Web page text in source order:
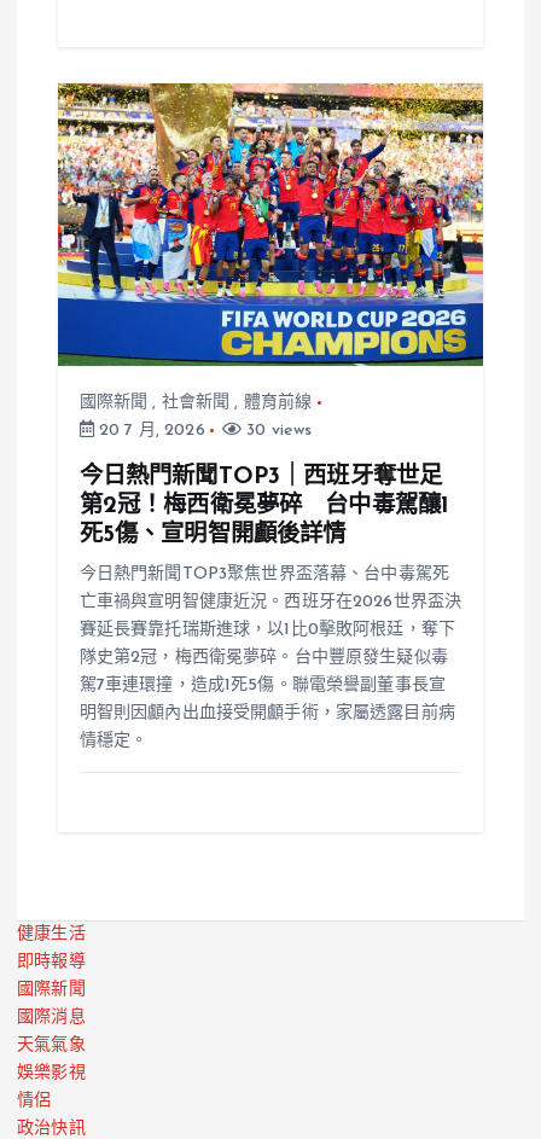
國際新聞 , 社會新聞 , 體育前線
20 7 月, 2026
30 views
今日熱門新聞TOP3｜西班牙奪世足
第2冠！梅西衛冕夢碎 台中毒駕釀1
死5傷、宣明智開顱後詳情
今日熱門新聞TOP3聚焦世界盃落幕、台中毒駕死
亡車禍與宣明智健康近況。西班牙在2026世界盃決
賽延長賽靠托瑞斯進球，以1比0擊敗阿根廷，奪下
隊史第2冠，梅西衛冕夢碎。台中豐原發生疑似毒
駕7車連環撞，造成1死5傷。聯電榮譽副董事長宣
明智則因顱內出血接受開顱手術，家屬透露目前病
情穩定。
健康生活
即時報導
國際新聞
國際消息
天氣氣象
娛樂影視
情侶
政治快訊